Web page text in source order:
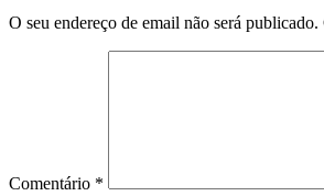
O seu endereço de email não será publicado.
Comentário *